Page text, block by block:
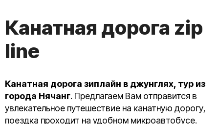
Канатная дорога zip
line
Канатная дорога зиплайн в джунглях, тур из
города Нячанг. Предлагаем Вам отправится в
увлекательное путешествие на канатную дорогу,
поездка проходит на удобном микроавтобусе.